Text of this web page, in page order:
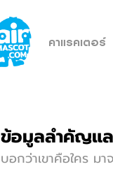
คาแรคเตอร์
ข้อมูลลําคัญแล
บอกว่าเขาคือใคร ม